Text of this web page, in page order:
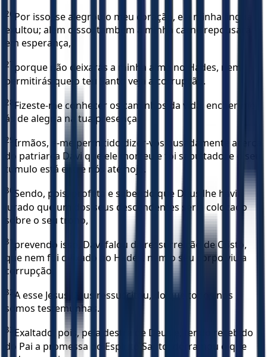
26 Por isso, se alegrou o meu coração, e a minha língua
exultou; além disso, também a minha carne repousará
em esperança,
27 porque não deixarás a minha alma no Hades, nem
permitirás que o teu Santo veja a corrupção.
28 Fizeste-me conhecer os caminhos da vida, encher-me-
ás de alegria na tua presença.
29 Irmãos, é-me permitido dizer-vos ousadamente acerca
do patriarca Davi que ele morreu e foi sepultado, e o seu
túmulo está entre nós até hoje.
30 Sendo, pois, profeta e sabendo que Deus lhe havia
jurado que um dos seus descendentes seria colocado
sobre o seu trono,
31
prevendo isso, Davi falou da ressurreição de Cristo,
que nem foi deixado no Hades, nem o seu corpo viu a
corrupção.
32 A esse Jesus Deus ressuscitou, do que todos nós
somos testemunhas.
33 Exaltado, pois, pela destra de Deus e, tendo recebido
do Pai a promessa do Espírito Santo, derramou o que